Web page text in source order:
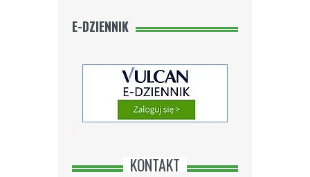
E-DZIENNIK
KONTAKT